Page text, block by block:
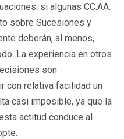
si algunas CC.AA.
sobre Sucesiones y
deberán, al menos,
La experiencia en otros
son
con relativa facilidad un
casi imposible, ya que la
actitud conduce al